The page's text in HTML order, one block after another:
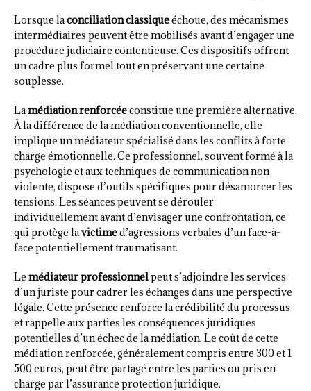
Lorsque laconciliation classiqueéchoue, des mécanismes
intermédiaires peuvent être mobilisés avant d’engager une
procédure judiciaire contentieuse. Ces dispositifs offrent
un cadre plus formel tout en préservant une certaine
souplesse.
Lamédiation renforcéeconstitue une première alternative.
À la différence de la médiation conventionnelle, elle
implique un médiateur spécialisé dans les conflits à forte
charge émotionnelle. Ce professionnel, souvent formé à la
psychologie et aux techniques de communication non
violente, dispose d’outils spécifiques pour désamorcer les
tensions. Les séances peuvent se dérouler
individuellement avant d’envisager une confrontation, ce
qui protège lavictimed’agressions verbales d’un face-à-
face potentiellement traumatisant.
Le médiateur professionnelpeut s’adjoindre les services
d’un juriste pour cadrer les échanges dans une perspective
légale. Cette présence renforce la crédibilité du processus
et rappelle aux parties les conséquences juridiques
potentielles d’un échec de la médiation. Le coût de cette
médiation renforcée, généralement compris entre 300 et 1
500 euros, peut être partagé entre les parties ou pris en
charge par l’assurance protection juridique.